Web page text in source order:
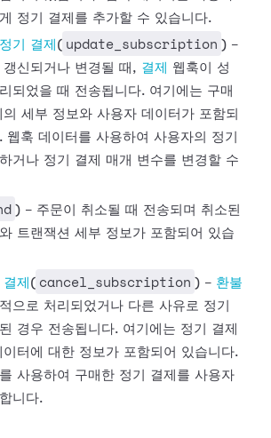
정기 결제를 추가할 수 있습니다.
기
결제 ( update_subscription ) -
갱신되거나 변경될 때, 결제 웹훅이
성
되었을 때 전송됩니다. 여기에는 구매
세부 정보와 사용자 데이터가 포함되
웹훅 데이터를 사용하여 사용자의 정기
거나 정기 결제 매개 변수를 변경할 수
) - 주문이 취소될 때 전송되며 취소된
트랜잭션 세부 정보가 포함되어 있습
결제 ( cancel_subscription ) - 환불
으로 처리되었거나 다른 사유로 정기
경우 전송됩니다. 여기에는 정기 결제
터에 대한 정보가 포함되어 있습니다.
사용하여 구매한 정기 결제를 사용자
니다.